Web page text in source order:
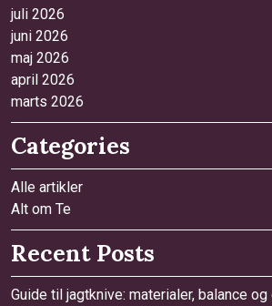
juli 2026
juni 2026
maj 2026
april 2026
marts 2026
Categories
Alle artikler
Alt om Te
Recent Posts
Guide til jagtknive: materialer, balance og